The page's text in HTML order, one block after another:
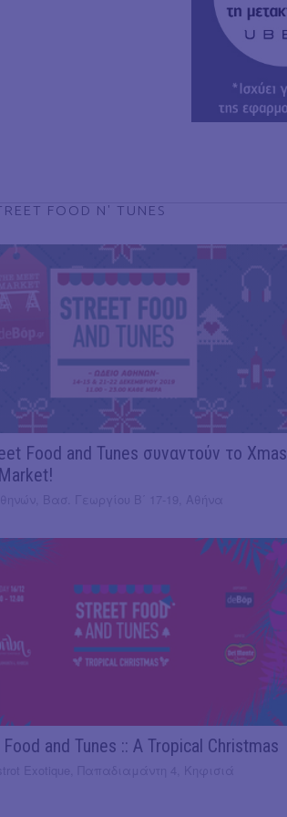
FOOD N' TUNES
Food and Tunes συναντούν το Xmas
and Tunes :: A Tropical Christmas